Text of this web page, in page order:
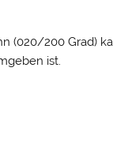
(020/200 Grad)
ist.